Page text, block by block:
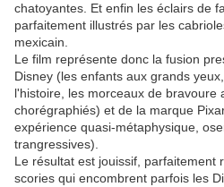
chatoyantes. Et enfin les éclairs de
parfaitement illustrés par les
mexicain.
Le film représente donc la fusion
Disney (les enfants aux grands
l'histoire, les morceaux de bravoure
chorégraphiés) et de la marque
expérience quasi-métaphysique,
trangressives).
Le résultat est jouissif, parfaitement
scories qui encombrent parfois les